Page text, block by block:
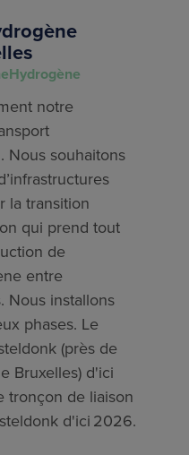
Hydrogène
notre
. Nous souhaitons
la transition
qui prend tout
de
entre
Nous installons
phases. Le
(près de
Bruxelles) d'ici
tronçon de liaison
d'ici 2026.